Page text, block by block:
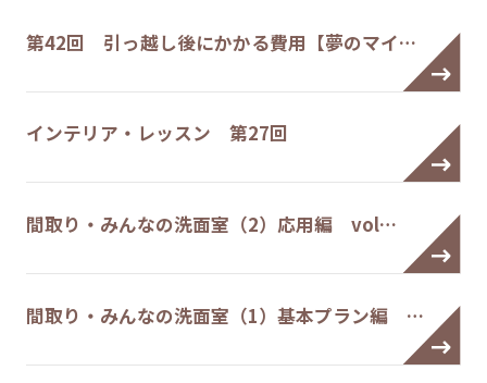
第42回 引っ越し後にかかる費用【夢のマイ…
インテリア・レッスン 第27回
間取り・みんなの洗面室（2）応用編 vol…
間取り・みんなの洗面室（1）基本プラン編 …